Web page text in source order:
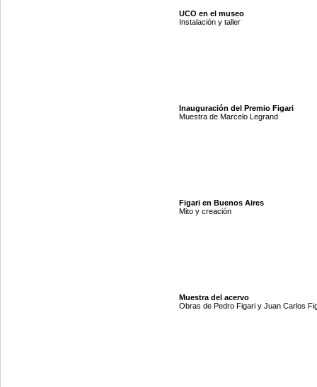
UCO en el museo
Instalación y taller
Inauguración del Premio Figari
Muestra de Marcelo Legrand
Figari en Buenos Aires
Mito y creación
Muestra del acervo
Obras de Pedro Figari y Juan Carlos